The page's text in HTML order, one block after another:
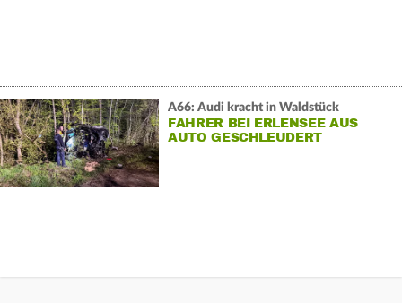
A66: Audi kracht in Waldstück
FAHRER BEI ERLENSEE AUS
AUTO GESCHLEUDERT